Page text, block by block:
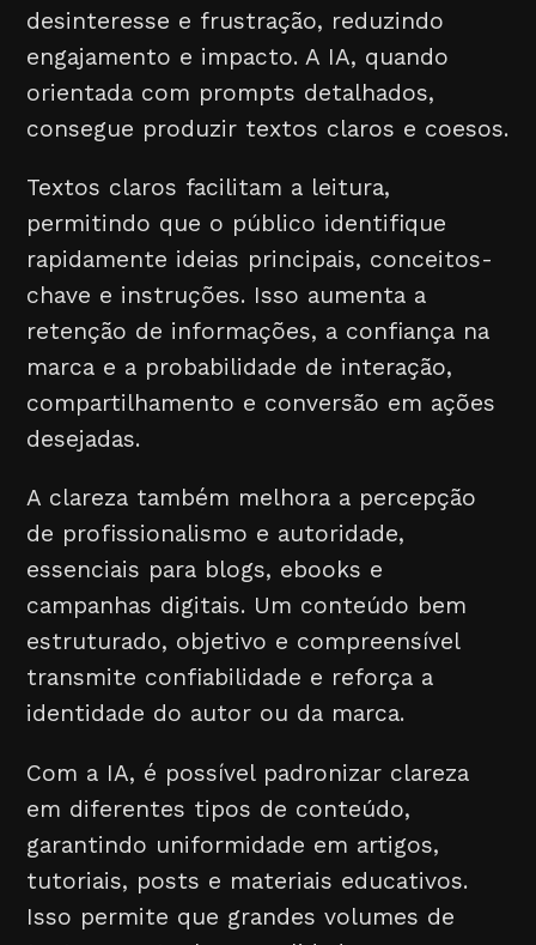
desinteresse e frustração, reduzindo
engajamento e impacto. A IA, quando
orientada com prompts detalhados,
consegue produzir textos claros e coesos.
Textos claros facilitam a leitura,
permitindo que o público identifique
rapidamente ideias principais, conceitos-
chave e instruções. Isso aumenta a
retenção de informações, a confiança na
marca e a probabilidade de interação,
compartilhamento e conversão em ações
desejadas.
A clareza também melhora a percepção
de profissionalismo e autoridade,
essenciais para blogs, ebooks e
campanhas digitais. Um conteúdo bem
estruturado, objetivo e compreensível
transmite confiabilidade e reforça a
identidade do autor ou da marca.
Com a IA, é possível padronizar clareza
em diferentes tipos de conteúdo,
garantindo uniformidade em artigos,
tutoriais, posts e materiais educativos.
Isso permite que grandes volumes de